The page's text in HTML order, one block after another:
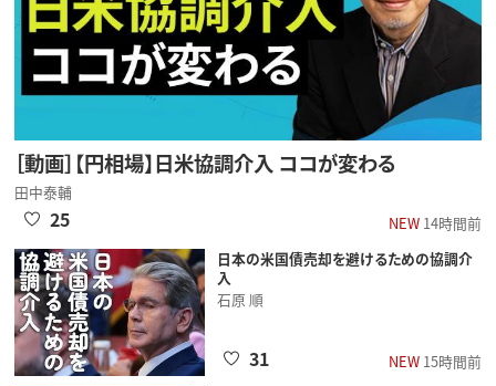
［動画］【円相場】日米協調介入 ココが変わる
田中泰輔
NEW14時間前
25
日本の米国債売却を避けるための協調介
入
石原 順
NEW15時間前
31